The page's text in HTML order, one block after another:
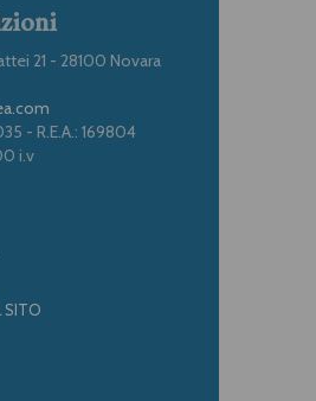
21 - 28100 Novara
- R.E.A.: 169804
i.v
SITO